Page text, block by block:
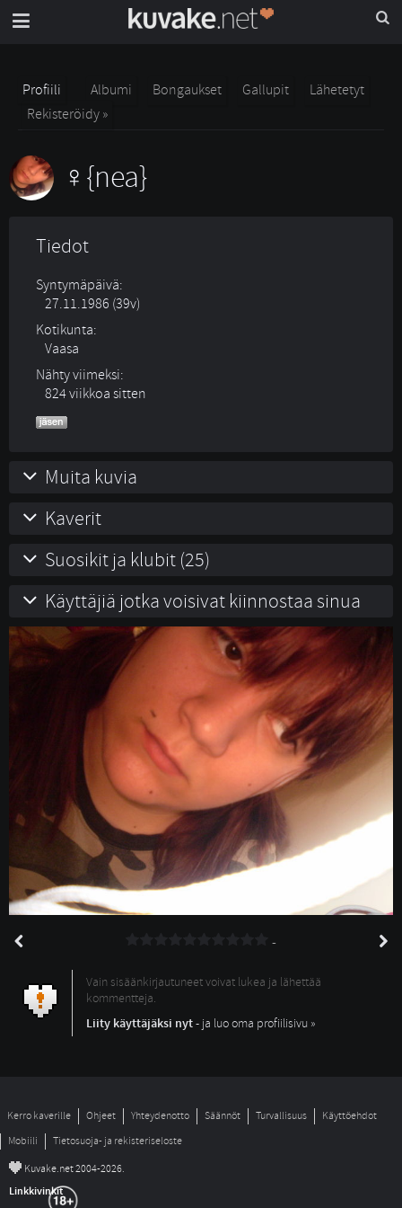
Profiili Albumi Bongaukset Gallupit
Lähetetyt
Rekisteröidy »
{nea}
Tiedot
Syntymäpäivä:
27.11.1986 (39v)
Kotikunta:
Vaasa
Nähty viimeksi:
824 viikkoa sitten
Muita kuvia
Kaverit
Suosikit ja klubit (25)
Käyttäjiä jotka voisivat kiinnostaa sinua
-
Vain sisäänkirjautuneet voivat lukea ja lähettää
kommentteja.
Liity käyttäjäksi nyt- ja luo oma profiilisivu »
Kerro kaverille Ohjeet Yhteydenotto Säännöt Turvallisuus
Käyttöehdot
Mobiili
Tietosuoja- ja rekisteriseloste
© Kuvake.net 2004-2026.
Linkkivinkit